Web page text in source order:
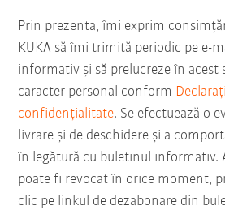
Prin prezenta, îmi exprim
KUKA să îmi trimită periodic pe e-
informativ şi să prelucreze în acest
caracter personal conform
confidențialitate. Se efectuează o
livrare și de deschidere și a
în legătură cu buletinul informativ.
poate fi revocat în orice moment,
clic pe linkul de dezabonare din